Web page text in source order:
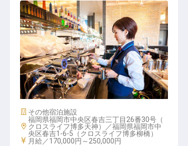
朝食調理スタッフ（年休108日／オ
ープニング募集／賞与年2回）
施設業態
その他宿泊施設
勤務地
福岡県福岡市中央区春吉三丁目26番30号（
クロスライフ博多天神）／福岡県福岡市中
央区春吉1-6-5（クロスライフ博多柳橋）
給与
月給／170,000円～ 250,000円